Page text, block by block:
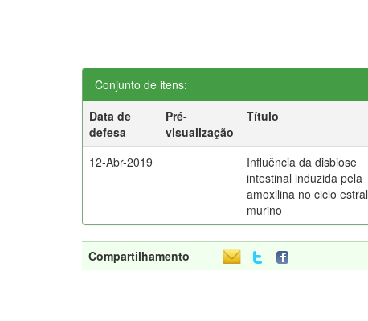
Conjunto de itens:
Data de
defesa
Pré-
visualização
Título
12-Abr-2019
Influência da disbiose
intestinal induzida pela
amoxilina no ciclo estral
murino
Compartilhamento